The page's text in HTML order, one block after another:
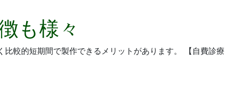
も様々
較的短期間で製作できるメリットがあります。 【自費診療